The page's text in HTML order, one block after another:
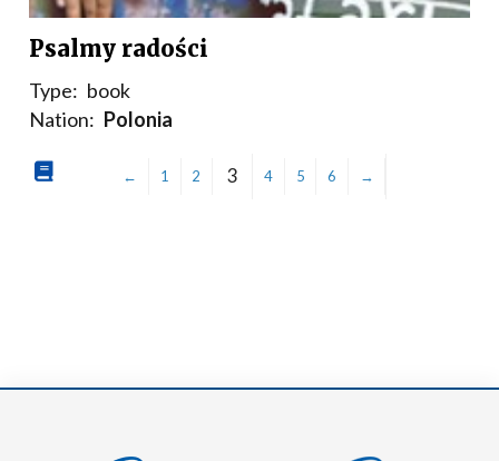
Psalmy radości
Type: book
Nation: Polonia
← 1 2 3 4 5 6 →